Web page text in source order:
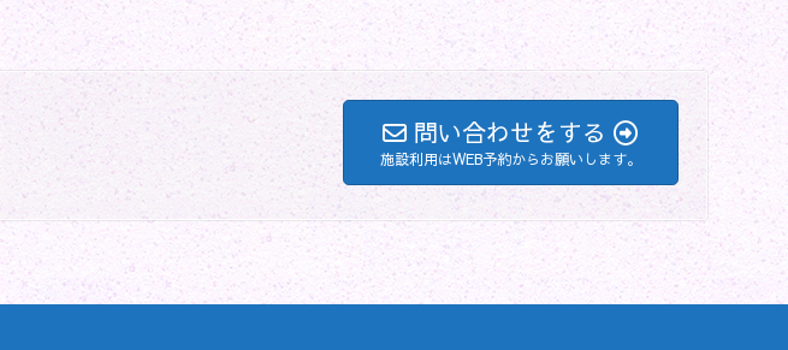
問い合わせをする
施設利用はWEB予約からお願いします。